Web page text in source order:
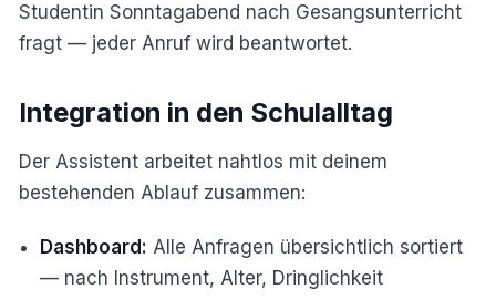
Studentin Sonntagabend nach Gesangsunterricht
fragt — jeder Anruf wird beantwortet.
Integration in den Schulalltag
Der Assistent arbeitet nahtlos mit deinem
bestehenden Ablauf zusammen:
Dashboard: Alle Anfragen übersichtlich sortiert
— nach Instrument, Alter, Dringlichkeit